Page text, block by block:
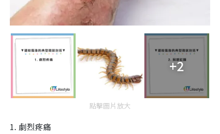
+2
點擊圖片放大
1. 劇烈疼痛